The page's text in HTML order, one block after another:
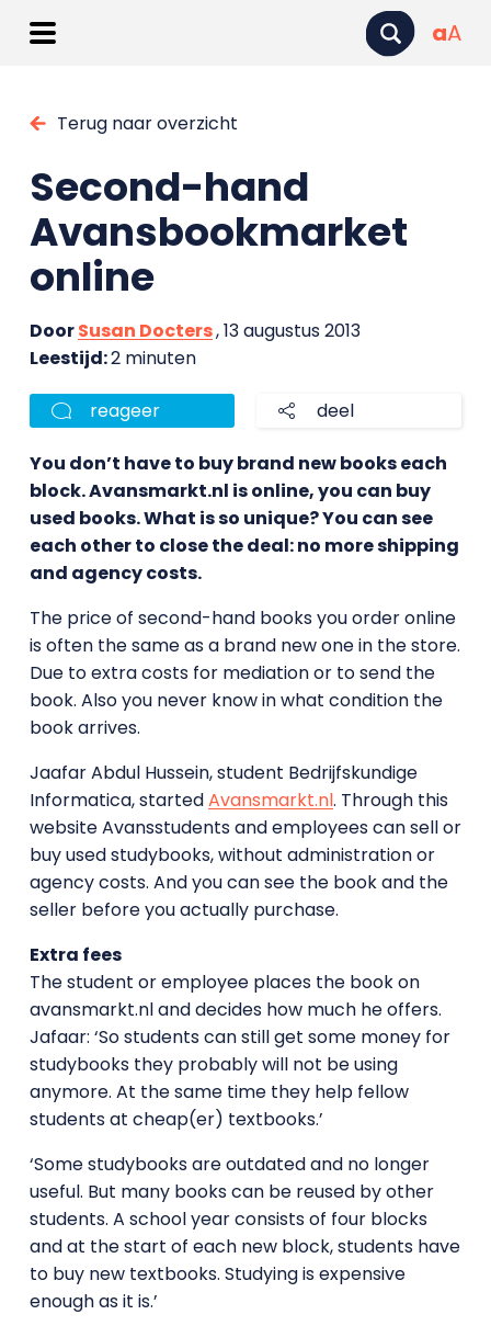
aA
Terug naar overzicht
Second-hand
Avansbookmarket
online
DoorSusan Docters, 13 augustus 2013
Leestijd:2 minuten
reageer deel
You don’t have to buy brand new books each
block. Avansmarkt.nl is online, you can buy
used books. What is so unique? You can see
each other to close the deal: no more shipping
and agency costs.
The price of second-hand books you order online
is often the same as a brand new one in the store.
Due to extra costs for mediation or to send the
book. Also you never know in what condition the
book arrives.
Jaafar Abdul Hussein, student Bedrijfskundige
Informatica, startedAvansmarkt.nl. Through this
website Avansstudents and employees can sell or
buy used studybooks, without administration or
agency costs. And you can see the book and the
seller before you actually purchase.
Extra fees
The student or employee places the book on
avansmarkt.nl and decides how much he offers.
Jafaar: ‘So students can still get some money for
studybooks they probably will not be using
anymore. At the same time they help fellow
students at cheap(er) textbooks.’
‘Some studybooks are outdated and no longer
useful. But many books can be reused by other
students. A school year consists of four blocks
and at the start of each new block, students have
to buy new textbooks. Studying is expensive
enough as it is.’